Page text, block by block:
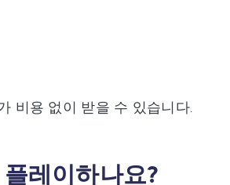
비용 없이 받을 수 있습니다.
레이하나요?